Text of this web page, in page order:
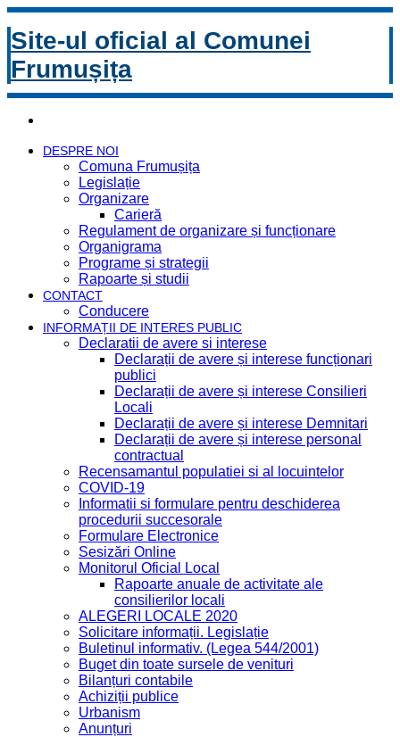
Site-ul oficial al Comunei
Frumușița
DESPRE NOI
Comuna Frumușița
Legislație
Organizare
Carieră
Regulament de organizare și funcționare
Organigrama
Programe și strategii
Rapoarte și studii
CONTACT
Conducere
INFORMAȚII DE INTERES PUBLIC
Declaratii de avere si interese
Declarații de avere și interese funcționari
publici
Declarații de avere și interese Consilieri
Locali
Declarații de avere și interese Demnitari
Declarații de avere și interese personal
contractual
Recensamantul populatiei si al locuintelor
COVID-19
Informatii si formulare pentru deschiderea
procedurii succesorale
Formulare Electronice
Sesizări Online
Monitorul Oficial Local
Rapoarte anuale de activitate ale
consilierilor locali
ALEGERI LOCALE 2020
Solicitare informații. Legislație
Buletinul informativ. (Legea 544/2001)
Buget din toate sursele de venituri
Bilanțuri contabile
Achiziții publice
Urbanism
Anunțuri